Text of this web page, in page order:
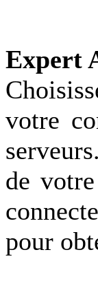
Expert
votre
de
pour